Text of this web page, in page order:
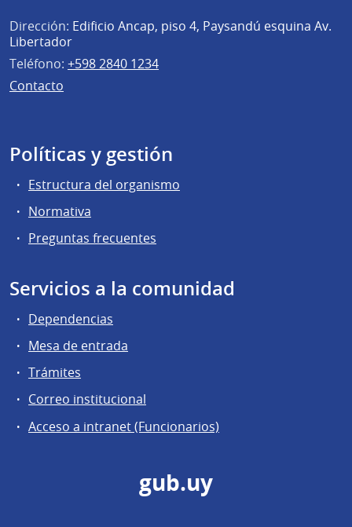
Dirección: Edificio Ancap, piso 4, Paysandú esquina Av.
Libertador
Teléfono: +598 2840 1234
Contacto
Políticas y gestión
Estructura del organismo
Normativa
Preguntas frecuentes
Servicios a la comunidad
Dependencias
Mesa de entrada
Trámites
Correo institucional
Acceso a intranet (Funcionarios)
gub.uy